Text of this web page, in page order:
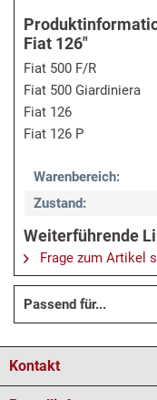
Fiat 126"
Fiat 500 F/R
Fiat 500 Giardiniera
Fiat 126
Fiat 126 P
Warenbereich:
Zustand:
Weiterführende
Frage zum Artikel
Passend für...
Kontakt